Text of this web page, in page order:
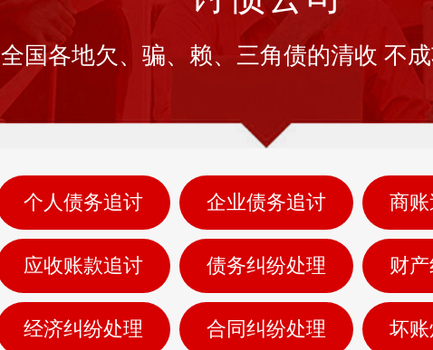
全国各地欠、骗、赖、三角债的清收 不
个人债务追讨 企业债务追讨 商
应收账款追讨 债务纠纷处理 财
经济纠纷处理 合同纠纷处理 坏